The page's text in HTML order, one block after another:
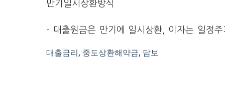
만기일시상환방식
– 대출원금은 만기에 일시상환, 이자는 일정
대출금리, 중도상환해약금, 담보